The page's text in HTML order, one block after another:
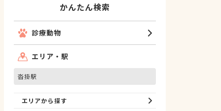
かんたん検索
診療動物
エリア・駅
沓掛駅
エリアから探す